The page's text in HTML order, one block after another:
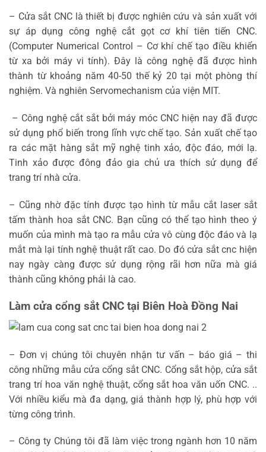
– Cửa sắt CNC là thiết bị được nghiên cứu và sản xuất với
sự áp dụng công nghệ cắt gọt cơ khí tiên tiến CNC.
(Computer Numerical Control – Cơ khí chế tạo điều khiển
từ xa bởi máy vi tính). Đây là công nghệ đã được hình
thành từ khoảng năm 40-50 thế kỷ 20 tại một phòng thí
nghiệm. Và nghiên Servomechanism của viện MIT.
– Công nghệ cắt sắt bởi máy móc CNC hiện nay đã được
sử dụng phổ biến trong lĩnh vực chế tạo. Sản xuất chế tạo
ra các mặt hàng sắt mỹ nghệ tinh xảo, độc đáo, mới lạ.
Tinh xảo được đông đảo gia chủ ưa thích sử dụng để
trang trí nhà cửa.
– Cũng nhờ đặc tính được tạo hình từ mẫu cắt laser sắt
tấm thành hoa sắt CNC. Bạn cũng có thể tạo hình theo ý
muốn của mình mà tạo ra mẫu cửa vô cùng độc đáo và lạ
mắt mà lại tính nghệ thuật rất cao. Do đó cửa sắt cnc hiện
nay ngày càng được sử dụng rộng rãi hơn nữa mà giá
thành cũng không phải là cao.
Làm cửa cổng sắt CNC tại Biên Hoà Đồng Nai
– Đơn vị chúng tôi chuyên nhận tư vấn – báo giá – thi
công những mẫu cửa cổng sắt CNC. Cổng sắt hộp, cửa sắt
trang trí hoa văn nghệ thuật, cổng sắt hoa văn uốn CNC. ..
Với nhiều kiểu mà đa dạng, giá thành hợp lý, phù hợp với
từng công trình.
– Công ty Chúng tôi đã làm việc trong ngành hơn 10 năm